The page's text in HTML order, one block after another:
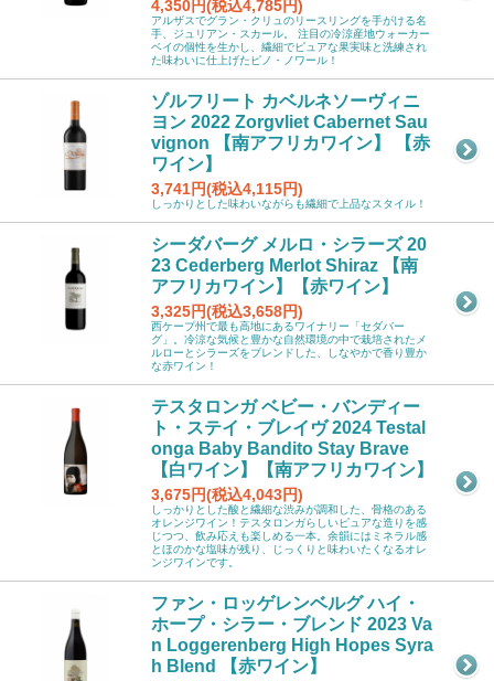
4,350円(税込4,785円)
アルザスでグラン・クリュのリースリングを手がける名
手、ジュリアン・スカール。 注目の冷涼産地ウォーカー
ベイの個性を生かし、繊細でピュアな果実味と洗練され
た味わいに仕上げたピノ・ノワール！
ゾルフリート カベルネソーヴィニ
ヨン 2022 Zorgvliet Cabernet Sau
vignon 【南アフリカワイン】 【赤
ワイン】
3,741円(税込4,115円)
しっかりとした味わいながらも繊細で上品なスタイル！
シーダバーグ メルロ・シラーズ 20
23 Cederberg Merlot Shiraz 【南
アフリカワイン】【赤ワイン】
3,325円(税込3,658円)
西ケープ州で最も高地にあるワイナリー「セダバー
グ」。冷涼な気候と豊かな自然環境の中で栽培されたメ
ルローとシラーズをブレンドした、しなやかで香り豊か
な赤ワイン！
テスタロンガ ベビー・バンディー
ト・ステイ・ブレイヴ 2024 Testal
onga Baby Bandito Stay Brave
【白ワイン】【南アフリカワイン】
3,675円(税込4,043円)
しっかりとした酸と繊細な渋みが調和した、骨格のある
オレンジワイン！テスタロンガらしいピュアな造りを感
じつつ、飲み応えも楽しめる一本。余韻にはミネラル感
とほのかな塩味が残り、じっくりと味わいたくなるオレ
ンジワインです。
ファン・ロッゲレンベルグ ハイ・
ホープ・シラー・ブレンド 2023 Va
n Loggerenberg High Hopes Syra
h Blend 【赤ワイン】